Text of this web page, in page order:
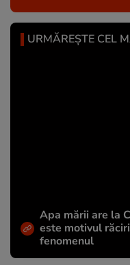
URMĂREȘTE CEL
Apa mării are la
este motivul
fenomenul